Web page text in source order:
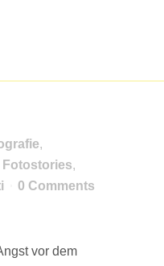
,
,
0 Comments
vor dem